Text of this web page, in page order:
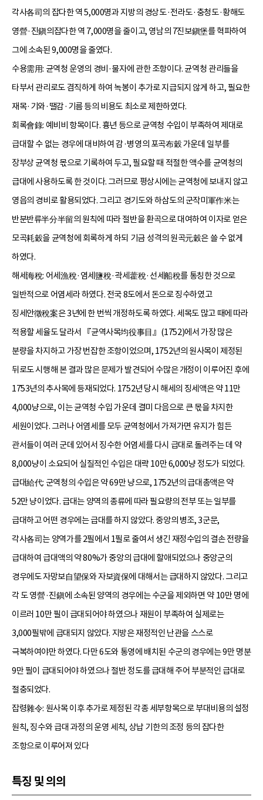
각사各司의 잡다한 역 5,000명과 지방의 경상도·전라도·충청도·황해도
영營·진鎭의잡다한 역 7,000명을 줄이고, 영남의 7진보鎭堡를 혁파하여
그에 소속된 9,000명을 줄였다.
수용需用: 균역청 운영의 경비·물자에 관한 조항이다. 균역청 관리들을
타부서 관리로도 겸직하게 하여 녹봉이 추가로 지급되지 않게 하고, 필요한
재목·기와·땔감·기름 등의 비용도 최소로 제한하였다.
회록會錄: 예비비 항목이다. 흉년 등으로 균역청 수입이 부족하여 제대로
급대할 수 없는 경우에 대비하여 감·병영의 포곡布穀 가운데 일부를
장부상 균역청 몫으로 기록하여 두고, 필요할 때 적절한 액수를 균역청의
급대에 사용하도록 한 것이다. 그러므로 평상시에는 균역청에 보내지 않고
영읍의 경비로 활용되었다. 그리고 경기도와 하삼도의 군작미軍作米는
반분반류半分半留의 원칙에 따라 절반을 환곡으로 대여하여 이자로 얻은
모곡耗穀을 균역청에 회록하게 하되 기금 성격의 원곡元穀은 쓸 수 없게
하였다.
해세海稅: 어세漁稅·염세鹽稅·곽세藿稅·선세船稅를 통칭한 것으로
일반적으로 어염세라 하였다. 전국 8도에서 돈으로 징수하였고
징세안徵稅案은 3년에 한 번씩 개정하도록 하였다. 세목도 많고 때에 따라
적용할 세율도 달라서 『균역사목均役事目』(1752)에서 가장 많은
분량을 차지하고 가장 번잡한 조항이었으며, 1752년의 원사목이 제정된
뒤로도 시행해 본 결과 많은 문제가 발견되어 수많은 개정이 이루어진 후에
1753년의 추사목에 등재되었다. 1752년 당시 해세의 징세액은 약 11만
4,000냥으로, 이는 균역청 수입 가운데 결미 다음으로 큰 몫을 차지한
세원이었다. 그러나 어염세를 모두 균역청에서 가져가면 유지가 힘든
관서들이 여러 군데 있어서 징수한 어염세를 다시 급대로 돌려주는 데 약
8,000냥이 소요되어 실질적인 수입은 대략 10만 6,000냥 정도가 되었다.
급대給代: 군역청의 수입은 약 69만 냥으로, 1752년의 급대총액은 약
52만 냥이었다. 급대는 양역의 종류에 따라 필요량의 전부 또는 일부를
급대하고 어떤 경우에는 급대를 하지 않았다. 중앙의 병조, 3군문,
각사各司는 양역가를 2필에서 1필로 줄여서 생긴 재정수입의 결손 전량을
급대하여 급대액의 약 80%가 중앙의 급대에 할애되었으나 중앙군의
경우에도 자망보自望保와 자보資保에 대해서는 급대하지 않았다. 그리고
각 도 영營·진鎭에 소속된 양역의 경우에는 수군을 제외하면 약 10만 명에
이르러 10만 필이 급대되어야 하였으나 재원이 부족하여 실제로는
3,000필밖에 급대되지 않았다. 지방은 재정적인 난관을 스스로
극복하여야만 하였다. 다만 6도와 통영에 배치된 수군의 경우에는 9만 명분
9만 필이 급대되어야 하였으나 절반 정도를 급대해 주어 부분적인 급대로
절충되었다.
잡령雜令: 원사목 이후 추가로 제정된 각종 세부항목으로 부대비용의 설정
원칙, 징수와 급대 과정의 운영 세칙, 상납 기한의 조정 등의 잡다한
조항으로 이루어져 있다
특징 및 의의